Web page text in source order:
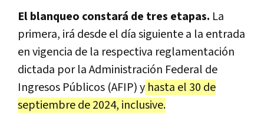
El blanqueo constará de tres etapas. La
primera, irá desde el día siguiente a la entrada
en vigencia de la respectiva reglamentación
dictada por la Administración Federal de
Ingresos Públicos (AFIP) y hasta el 30 de
septiembre de 2024, inclusive.